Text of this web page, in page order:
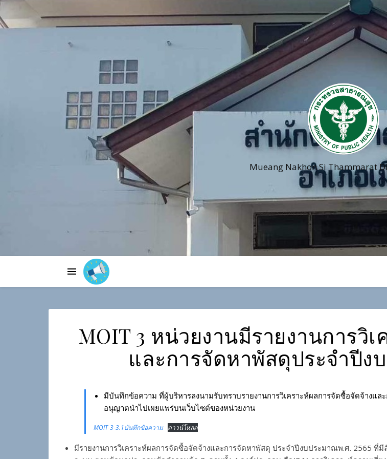
Mueang Nakhon Si Thammarat
MOIT 3 หน่วยงานมีรายงานการวิ
และการจัดหาพัสดุประจำปีง
มีบันทึกข้อความ ที่ผู้บริหารลงนามรับทราบรายงานการวิเคราะห์ผลการจัดซื้อจัดจ้างแ
อนุญาตนำไปเผยแพร่บนเว็บไซต์ของหน่วยงาน
MOIT-3-3.1บันทึกข้อความ ดาวน์โหลด
มีรายงานการวิเคราะห์ผลการจัดซื้อจัดจ้างและการจัดหาพัสดุ ประจำปีงบประมาณพ.ศ. 2565 ที่